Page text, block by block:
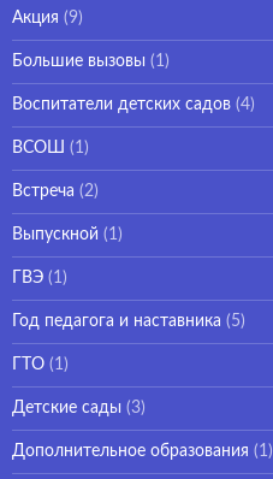
Акция (9)
Большие вызовы (1)
Воспитатели детских садов (4)
ВСОШ (1)
Встреча (2)
Выпускной (1)
ГВЭ (1)
Год педагога и наставника (5)
ГТО (1)
Детские сады (3)
Дополнительное образования (1)